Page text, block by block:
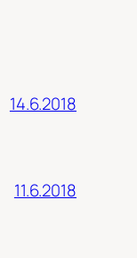
14.6.2018
11.6.2018